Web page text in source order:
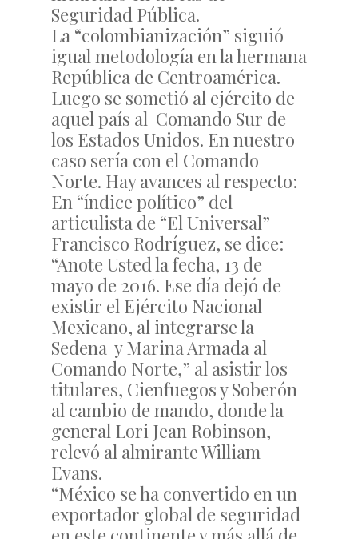
Seguridad Pública.
La “colombianización” siguió
igual metodología en la hermana
República de Centroamérica.
Luego se sometió al ejército de
aquel país al Comando Sur de
los Estados Unidos. En nuestro
caso sería con el Comando
Norte. Hay avances al respecto:
En “índice político” del
articulista de “El Universal”
Francisco Rodríguez, se dice:
“Anote Usted la fecha, 13 de
mayo de 2016. Ese día dejó de
existir el Ejército Nacional
Mexicano, al integrarse la
Sedena y Marina Armada al
Comando Norte,” al asistir los
titulares, Cienfuegos y Soberón
al cambio de mando, donde la
general Lori Jean Robinson,
relevó al almirante William
Evans.
“México se ha convertido en un
exportador global de seguridad